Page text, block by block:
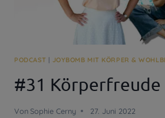
PODCAST JOYBOMB MIT KÖRPER &
#31 Körperfreude
VonSophie Cerny 27. Juni 2022